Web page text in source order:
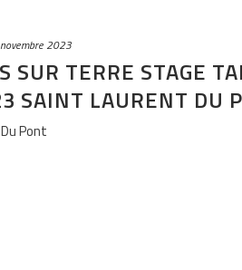
2023
SUR TERRE STAGE
SAINT LAURENT DU
Pont